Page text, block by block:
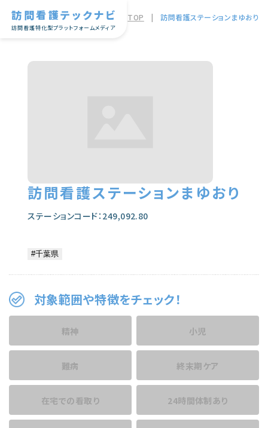
訪問看護テックナビ
訪問看護特化型プラットフォームメディア
TOP | 訪問看護ステーションまゆおり
訪問看護ステーションまゆおり
ステーションコード：249,092.80
対象範囲や特徴をチェック！
精神 小児
難病 終末期ケア
在宅での看取り 24時間体制あり